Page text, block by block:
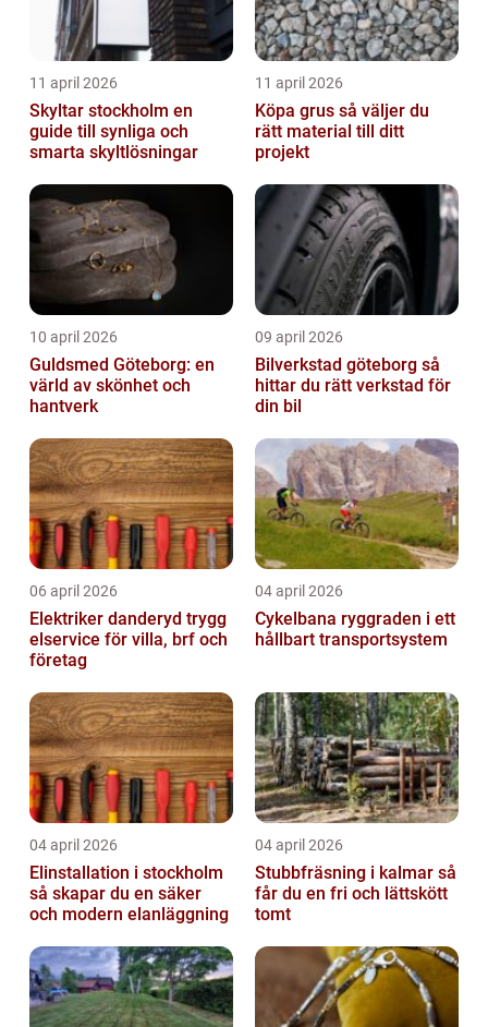
11 april 2026
Skyltar stockholm en
guide till synliga och
smarta skyltlösningar
11 april 2026
Köpa grus så väljer du
rätt material till ditt
projekt
10 april 2026
Guldsmed Göteborg: en
värld av skönhet och
hantverk
09 april 2026
Bilverkstad göteborg så
hittar du rätt verkstad för
din bil
06 april 2026
Elektriker danderyd trygg
elservice för villa, brf och
företag
04 april 2026
Cykelbana ryggraden i ett
hållbart transportsystem
04 april 2026
Elinstallation i stockholm
så skapar du en säker
och modern elanläggning
04 april 2026
Stubbfräsning i kalmar så
får du en fri och lättskött
tomt